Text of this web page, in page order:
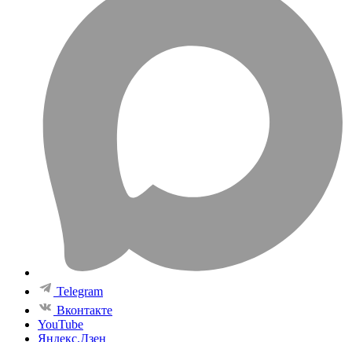
Telegram
Вконтакте
YouTube
Яндекс.Дзен